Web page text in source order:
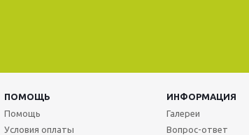
ПОМОЩЬ
ИНФОРМАЦИЯ
Помощь
Условия оплаты
Галереи
Вопрос-ответ